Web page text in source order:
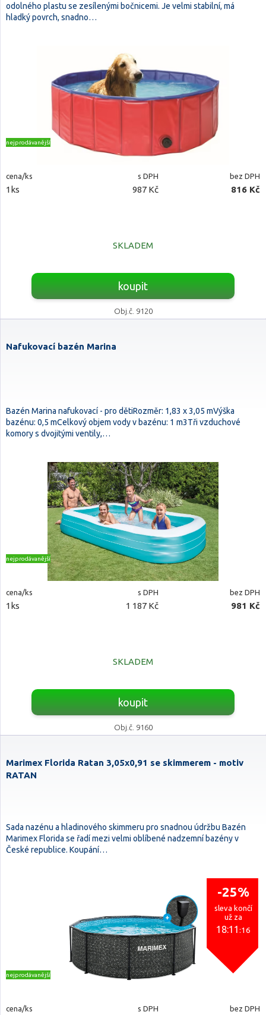
odolného plastu se zesílenými bočnicemi. Je velmi stabilní, má
hladký povrch, snadno…
nejprodávanější
cena/ks s DPH bez DPH
1ks 987 Kč 816 Kč
SKLADEM
koupit
Obj.č. 9120
Nafukovací bazén Marina
Bazén Marina nafukovací - pro dětiRozměr: 1,83 x 3,05 mVýška
bazénu: 0,5 mCelkový objem vody v bazénu: 1 m3Tři vzduchové
komory s dvojitými ventily,…
nejprodávanější
cena/ks s DPH bez DPH
1ks 1 187 Kč 981 Kč
SKLADEM
koupit
Obj.č. 9160
Marimex Florida Ratan 3,05x0,91 se skimmerem - motiv
RATAN
Sada nazénu a hladinového skimmeru pro snadnou údržbu Bazén
Marimex Florida se řadí mezi velmi oblíbené nadzemní bazény v
České republice. Koupání…
-25%
sleva končí
už za
18:11:15
nejprodávanější
cena/ks s DPH bez DPH